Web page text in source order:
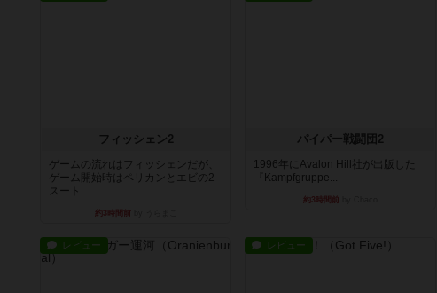
フィッシェン2
ゲームの流れはフィッシェンだが、
ゲーム開始時はペリカンとエビの2
スート...
約3時間前
パイパー戦闘団2
1996年にAvalon Hill社が出版した
『Kampfgruppe...
約3時間前
レビュー レビュー